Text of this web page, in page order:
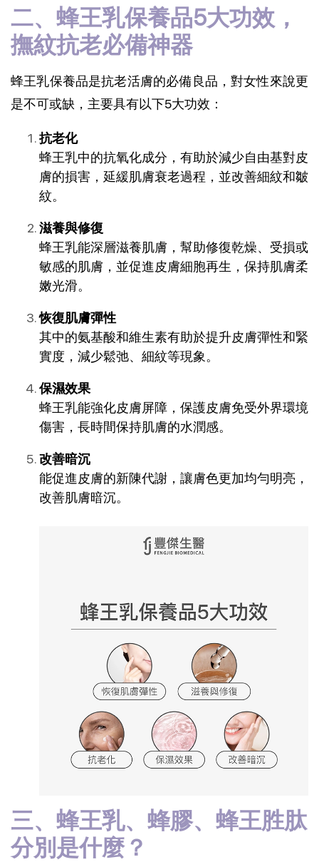
二、蜂王乳保養品5大功效，
撫紋抗老必備神器
蜂王乳保養品是抗老活膚的必備良品，對女性來說更
是不可或缺，主要具有以下5大功效：
抗老化
蜂王乳中的抗氧化成分，有助於減少自由基對皮
膚的損害，延緩肌膚衰老過程，並改善細紋和皺
紋。
滋養與修復
蜂王乳能深層滋養肌膚，幫助修復乾燥、受損或
敏感的肌膚，並促進皮膚細胞再生，保持肌膚柔
嫩光滑。
恢復肌膚彈性
其中的氨基酸和維生素有助於提升皮膚彈性和緊
實度，減少鬆弛、細紋等現象。
保濕效果
蜂王乳能強化皮膚屏障，保護皮膚免受外界環境
傷害，長時間保持肌膚的水潤感。
改善暗沉
能促進皮膚的新陳代謝，讓膚色更加均勻明亮，
改善肌膚暗沉。
三、蜂王乳、蜂膠、蜂王胜肽
分別是什麼？